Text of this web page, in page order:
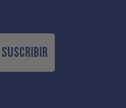
Suscribir